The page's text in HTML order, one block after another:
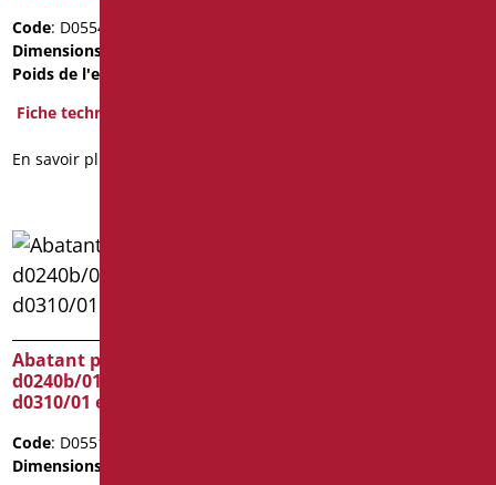
Code: D0554/01
Dimensions
Poids de l'emballage
Fiche technique
En savoir plus
Abatant pour wc-bidet
d0240b/01, d0241b/01,
d0310/01 et d0311/01
Code: D0551/01
Dimensions